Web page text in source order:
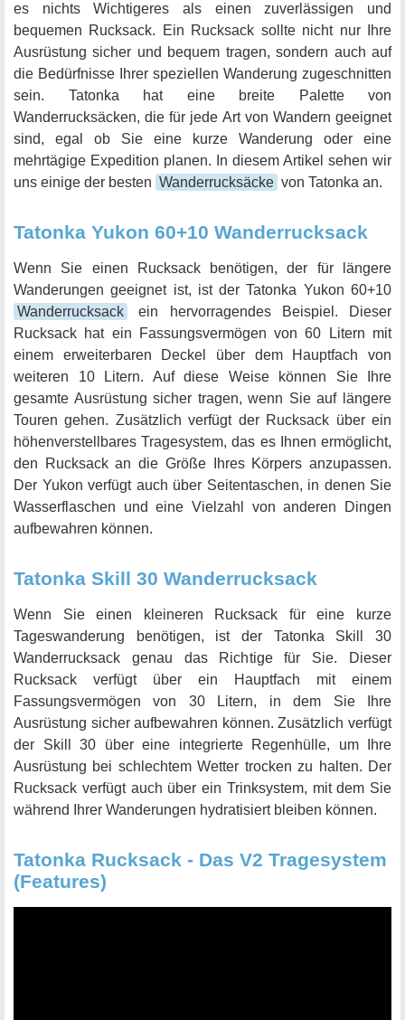
es nichts Wichtigeres als einen zuverlässigen und
bequemen Rucksack. Ein Rucksack sollte nicht nur Ihre
Ausrüstung sicher und bequem tragen, sondern auch auf
die Bedürfnisse Ihrer speziellen Wanderung zugeschnitten
sein. Tatonka hat eine breite Palette von
Wanderrucksäcken, die für jede Art von Wandern geeignet
sind, egal ob Sie eine kurze Wanderung oder eine
mehrtägige Expedition planen. In diesem Artikel sehen wir
uns einige der besten Wanderrucksäcke von Tatonka an.
Tatonka Yukon 60+10 Wanderrucksack
Wenn Sie einen Rucksack benötigen, der für längere
Wanderungen geeignet ist, ist der Tatonka Yukon 60+10
Wanderrucksack
ein hervorragendes Beispiel. Dieser
Rucksack hat ein Fassungsvermögen von 60 Litern mit
einem erweiterbaren Deckel über dem Hauptfach von
weiteren 10 Litern. Auf diese Weise können Sie Ihre
gesamte Ausrüstung sicher tragen, wenn Sie auf längere
Touren gehen. Zusätzlich verfügt der Rucksack über ein
höhenverstellbares Tragesystem, das es Ihnen ermöglicht,
den Rucksack an die Größe Ihres Körpers anzupassen.
Der Yukon verfügt auch über Seitentaschen, in denen Sie
Wasserflaschen und eine Vielzahl von anderen Dingen
aufbewahren können.
Tatonka Skill 30 Wanderrucksack
Wenn Sie einen kleineren Rucksack für eine kurze
Tageswanderung benötigen, ist der Tatonka Skill 30
Wanderrucksack genau das Richtige für Sie. Dieser
Rucksack verfügt über ein Hauptfach mit einem
Fassungsvermögen von 30 Litern, in dem Sie Ihre
Ausrüstung sicher aufbewahren können. Zusätzlich verfügt
der Skill 30 über eine integrierte Regenhülle, um Ihre
Ausrüstung bei schlechtem Wetter trocken zu halten. Der
Rucksack verfügt auch über ein Trinksystem, mit dem Sie
während Ihrer Wanderungen hydratisiert bleiben können.
Tatonka Rucksack - Das V2 Tragesystem
(Features)